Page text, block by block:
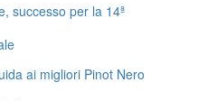
successo per la 14ª
ai migliori Pinot Nero